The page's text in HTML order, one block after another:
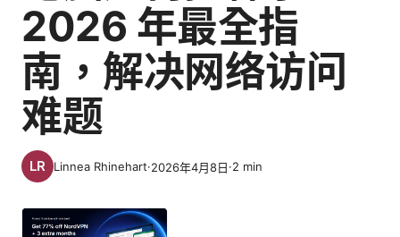
2026 年最全指
南，解决网络访问
难题
Linnea Rhinehart·2026年4月8日·2 min